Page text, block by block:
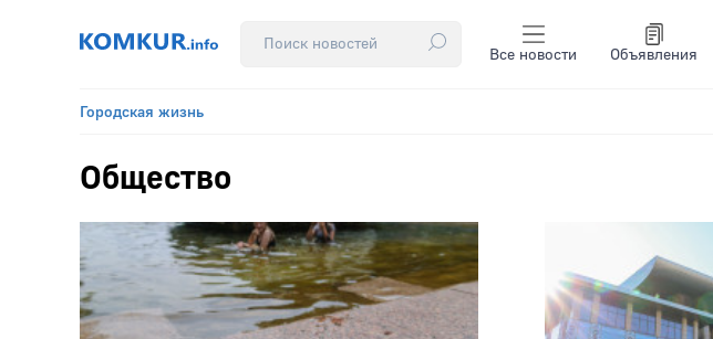
Все новости Объявления
Городская жизнь
Общество